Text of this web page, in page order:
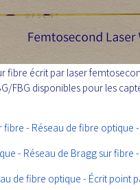
fibre écrit par laser
FBG disponibles pour les
- Réseau de fibre
- Réseau de Bragg sur
de fibre optique - Écrit point